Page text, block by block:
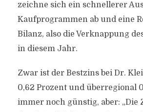
zeichne sich ein schnellerer
Kaufprogrammen ab und eine
Bilanz, also die Verknappung
in diesem Jahr.
Zwar ist der Bestzins bei Dr.
0,62 Prozent und überregional
immer noch günstig, aber: „Die